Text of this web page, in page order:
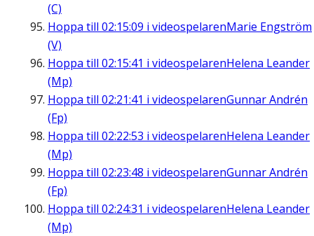
(C)
Hoppa till 02:15:09 i videospelarenMarie Engström
(V)
Hoppa till 02:15:41 i videospelarenHelena Leander
(Mp)
Hoppa till 02:21:41 i videospelarenGunnar Andrén
(Fp)
Hoppa till 02:22:53 i videospelarenHelena Leander
(Mp)
Hoppa till 02:23:48 i videospelarenGunnar Andrén
(Fp)
Hoppa till 02:24:31 i videospelarenHelena Leander
(Mp)